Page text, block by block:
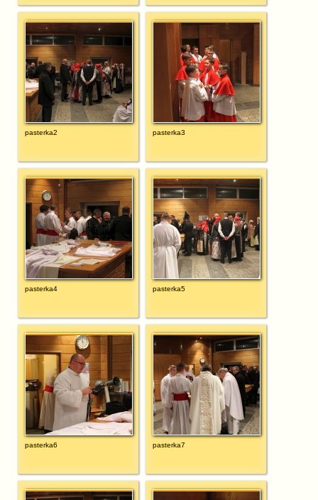
pasterka2 pasterka3
pasterka4 pasterka5
pasterka6 pasterka7